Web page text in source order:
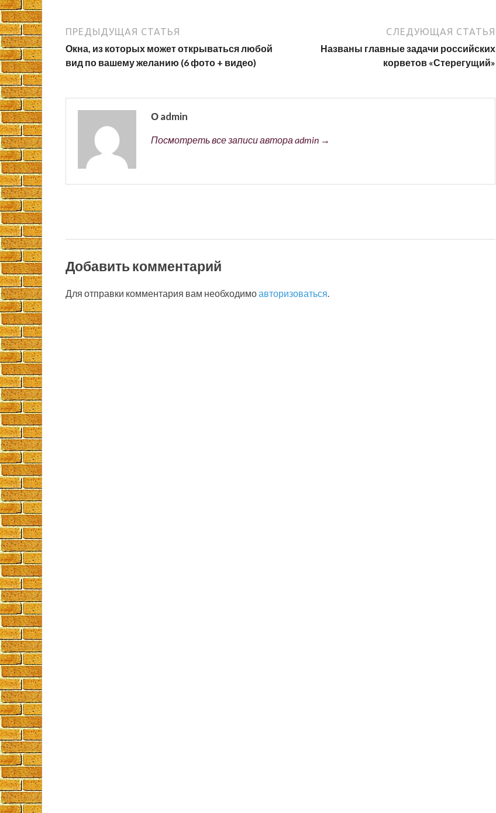
ПРЕДЫДУЩАЯ СТАТЬЯ
Окна, из которых может открываться любой
вид по вашему желанию (6 фото + видео)
СЛЕДУЮЩАЯ СТАТЬЯ
Названы главные задачи российских
корветов «Стерегущий»
О admin
Посмотреть все записи автора admin →
Добавить комментарий
Для отправки комментария вам необходимоавторизоваться.